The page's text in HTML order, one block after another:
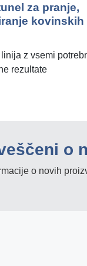
za pranje,
kovinskih
z vsemi
rezultate
o
o novih